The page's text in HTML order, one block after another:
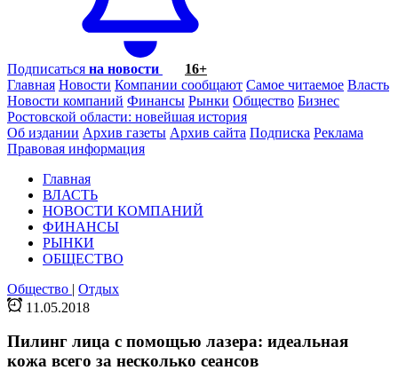
Подписаться на новости
16+
Главная Новости Компании сообщают Самое читаемое Власть
Новости компаний Финансы Рынки Общество Бизнес
Ростовской области: новейшая история
Об издании Архив газеты Архив сайта Подписка Реклама
Правовая информация
Главная
ВЛАСТЬ
НОВОСТИ КОМПАНИЙ
ФИНАНСЫ
РЫНКИ
ОБЩЕСТВО
Общество | Отдых
11.05.2018
Пилинг лица с помощью лазера: идеальная
кожа всего за несколько сеансов